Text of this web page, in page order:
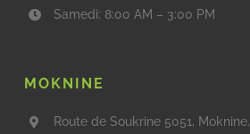
Samedi: 8:00 AM – 3:00 PM
MOKNINE
Route de Soukrine 5051, Moknine.